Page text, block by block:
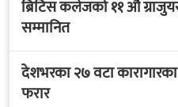
ब्रिटिस कलेजको ११ औँ
सम्मानित
देशभरका २७ वटा
फरार